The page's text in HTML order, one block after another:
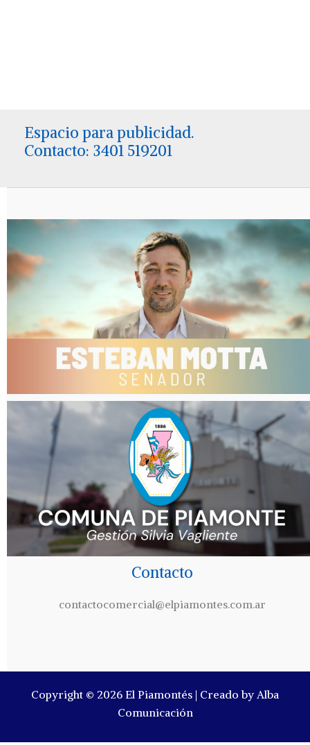
Espacio para publicidad.
Contacto: 3401 519201
Contacto
contactocomercial@elpiamontes.com.ar
Copyright © 2026 El Piamontés | Creado by Alba
Comunicación